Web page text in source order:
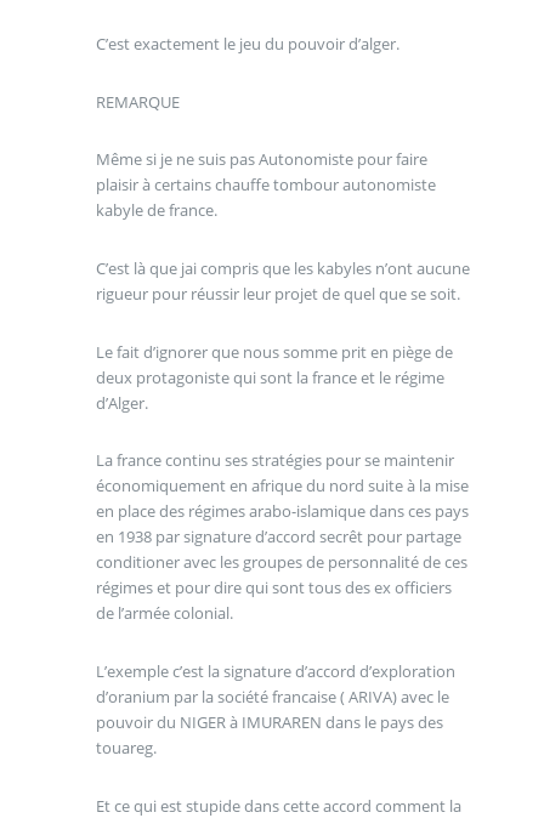
C’est exactement le jeu du pouvoir d’alger.
REMARQUE
Même si je ne suis pas Autonomiste pour faire
plaisir à certains chauffe tombour autonomiste
kabyle de france.
C’est là que jai compris que les kabyles n’ont aucune
rigueur pour réussir leur projet de quel que se soit.
Le fait d’ignorer que nous somme prit en piège de
deux protagoniste qui sont la france et le régime
d’Alger.
La france continu ses stratégies pour se maintenir
économiquement en afrique du nord suite à la mise
en place des régimes arabo-islamique dans ces pays
en 1938 par signature d’accord secrêt pour partage
conditioner avec les groupes de personnalité de ces
régimes et pour dire qui sont tous des ex officiers
de l’armée colonial.
L’exemple c’est la signature d’accord d’exploration
d’oranium par la société francaise ( ARIVA) avec le
pouvoir du NIGER à IMURAREN dans le pays des
touareg.
Et ce qui est stupide dans cette accord comment la